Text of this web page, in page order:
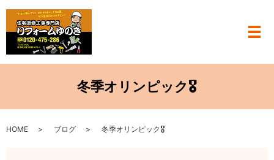
メ
冬季オリンピック🎖
HOME ブログ 冬季オリンピック🎖